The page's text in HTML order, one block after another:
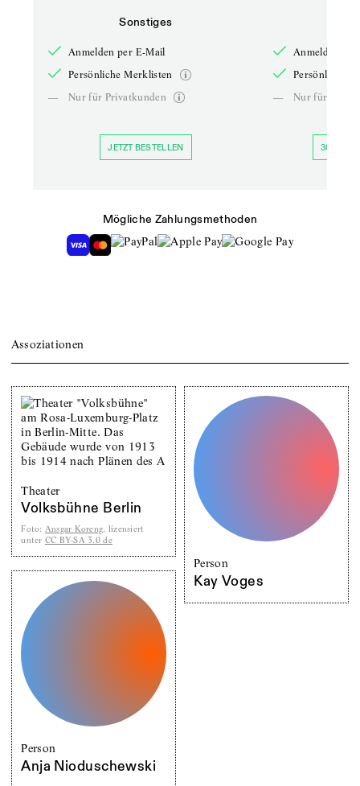
Sonstiges
Anmelden per E-Mail
Persönliche Merklisten
—
Nur für Privatkunden
JETZT BESTELLEN
Anmelden
Persönliche
—
Nur für
30 TAGE
Mögliche Zahlungsmethoden
Assoziationen
Theater
Volksbühne Berlin
Foto: Ansgar Koreng, lizensiert
unter CC BY-SA 3.0 de
Person
Kay Voges
Person
Anja Nioduschewski